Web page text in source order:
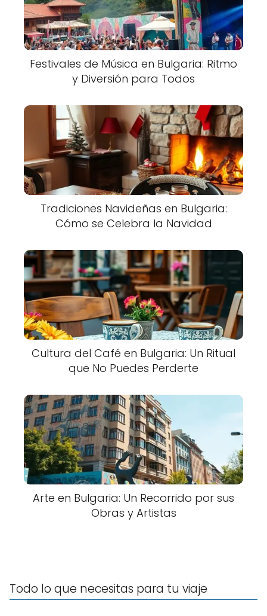
Festivales de Música en Bulgaria: Ritmo
y Diversión para Todos
Tradiciones Navideñas en Bulgaria:
Cómo se Celebra la Navidad
Cultura del Café en Bulgaria: Un Ritual
que No Puedes Perderte
Arte en Bulgaria: Un Recorrido por sus
Obras y Artistas
Todo lo que necesitas para tu viaje